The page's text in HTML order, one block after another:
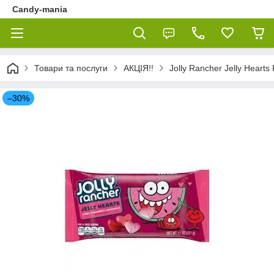
Candy-mania
Товари та послуги АКЦІЯ!! Jolly Rancher Jelly Hearts
–30%